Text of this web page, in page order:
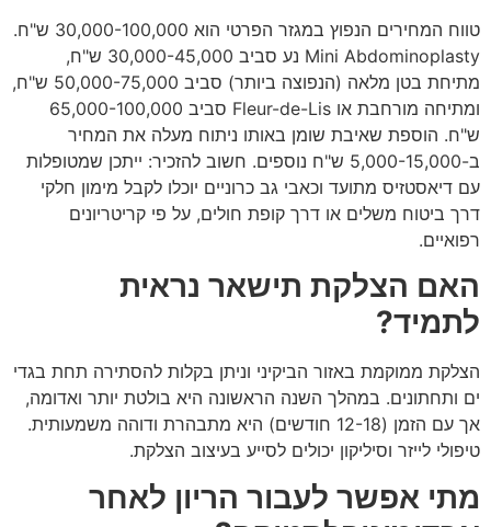
טווח המחירים הנפוץ במגזר הפרטי הוא 30,000-100,000 ש"ח.
Mini Abdominoplasty נע סביב 30,000-45,000 ש"ח,
מתיחת בטן מלאה (הנפוצה ביותר) סביב 50,000-75,000 ש"ח,
ומתיחה מורחבת או Fleur-de-Lis סביב 65,000-100,000
ש"ח. הוספת שאיבת שומן באותו ניתוח מעלה את המחיר
ב-5,000-15,000 ש"ח נוספים. חשוב להזכיר: ייתכן שמטופלות
עם דיאסטזיס מתועד וכאבי גב כרוניים יוכלו לקבל מימון חלקי
דרך ביטוח משלים או דרך קופת חולים, על פי קריטריונים
רפואיים.
האם הצלקת תישאר נראית
לתמיד?
הצלקת ממוקמת באזור הביקיני וניתן בקלות להסתירה תחת בגדי
ים ותחתונים. במהלך השנה הראשונה היא בולטת יותר ואדומה,
אך עם הזמן (12-18 חודשים) היא מתבהרת ודוהה משמעותית.
טיפולי לייזר וסיליקון יכולים לסייע בעיצוב הצלקת.
מתי אפשר לעבור הריון לאחר